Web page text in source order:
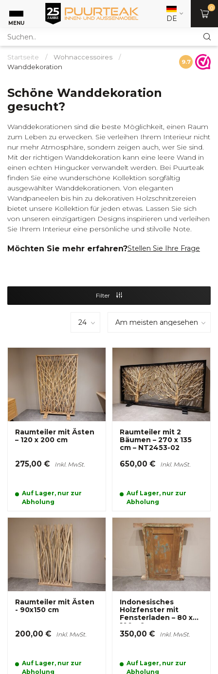
MENU DE
0
Startseite / Wohnaccessoires
/
Wanddekoration
9.7
Schöne Wanddekoration
gesucht?
Wanddekorationen sind die beste Möglichkeit, einen Raum
zum Leben zu erwecken. Sie verleihen Ihrem Interieur nicht
nur mehr Atmosphäre, sondern zeigen auch, wer Sie sind.
Mit der richtigen Wanddekoration kann eine leere Wand in
einen echten Hingucker verwandelt werden. Bei Puurteak
finden Sie eine wunderschöne Kollektion sorgfältig
ausgewählter Wanddekorationen. Von eleganten
Wandpaneelen bis hin zu dekorativen Holzschnitzereien
bietet unsere Kollektion für jeden etwas. Lassen Sie sich
von unseren einzigartigen Designs inspirieren und verleihen
Sie Ihrem Interieur eine persönliche und stilvolle Note.
Möchten Sie mehr erfahren?Stellen Sie Ihre Frage
Filter
Raumteiler mit Ästen
– 120 x 200 cm
275,00 € Inkl. MwSt.
Auf Lager, nur zur
Abholung
Raumteiler mit 2
Bäumen – 270 x 135
cm – NT2453-02
650,00 € Inkl. MwSt.
Auf Lager, nur zur
Abholung
Raumteiler mit Ästen
- 90x150 cm
200,00 € Inkl. MwSt.
Auf Lager, nur zur
Abholung
Indonesisches
Holzfenster mit
Fensterladen – 80 x
100 x 9 cm
350,00 € Inkl. MwSt.
Auf Lager, nur zur
Abholung